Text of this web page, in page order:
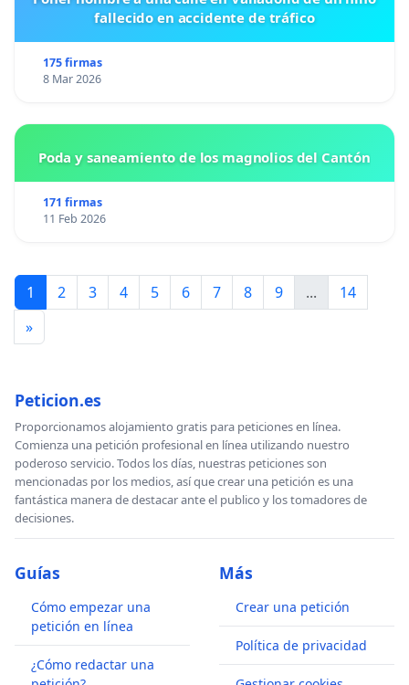
fallecido en accidente de tráfico
175 firmas
8 Mar 2026
Poda y saneamiento de los magnolios del Cantón
171 firmas
11 Feb 2026
1 2 3 4 5 6 7 8 9 ...
14
»
Peticion.es
Proporcionamos alojamiento gratis para peticiones en línea.
Comienza una petición profesional en línea utilizando nuestro
poderoso servicio. Todos los días, nuestras peticiones son
mencionadas por los medios, así que crear una petición es una
fantástica manera de destacar ante el publico y los tomadores de
decisiones.
Guías
Cómo empezar una
petición en línea
¿Cómo redactar una
Más
Crear una petición
Política de privacidad